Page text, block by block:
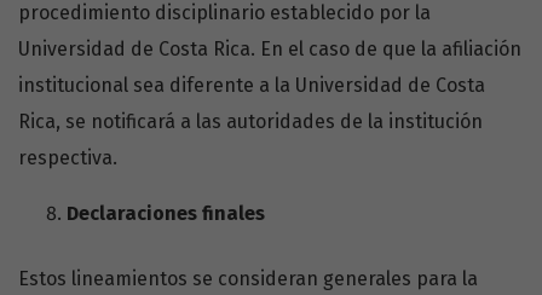
procedimiento disciplinario establecido por la
Universidad de Costa Rica. En el caso de que la afiliación
institucional sea diferente a la Universidad de Costa
Rica, se notificará a las autoridades de la institución
respectiva.
Declaraciones finales
Estos lineamientos se consideran generales para la